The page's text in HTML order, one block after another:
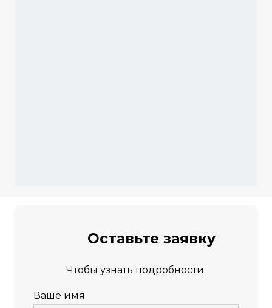
Оставьте заявку
Чтобы узнать подробности
Ваше имя